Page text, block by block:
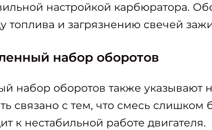
настройкой карбюратора.
топлива и загрязнению свечей
набор оборотов
набор оборотов также указывают
связано с тем, что смесь слишком
к нестабильной работе двигателя.